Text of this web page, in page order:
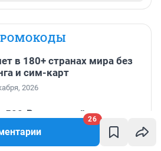
26
в 180+ странах мира без
и сим-карт
2026
500 ₽ на первый заказ от
2026